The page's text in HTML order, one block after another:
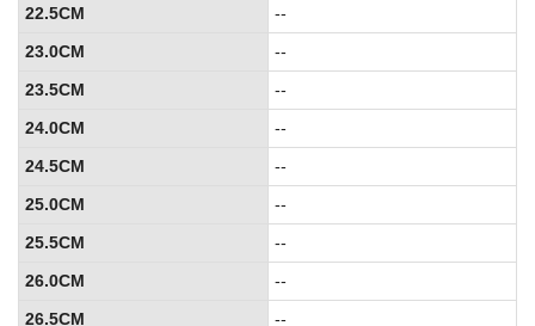
22.5CM
--
23.0CM
--
23.5CM
--
24.0CM
--
24.5CM
--
25.0CM
--
25.5CM
--
26.0CM
--
26.5CM
--